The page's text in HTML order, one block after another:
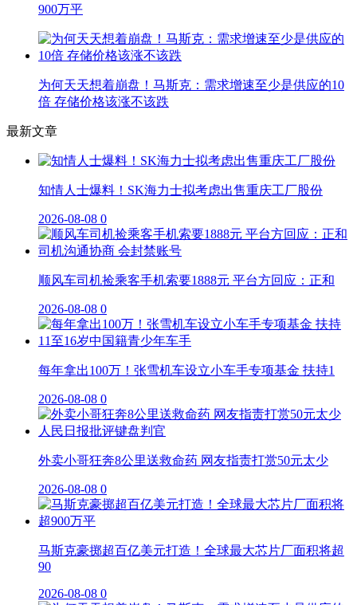
900万平
为何天天想着崩盘！马斯克：需求增速至少是供应的10
倍 存储价格该涨不该跌
最新文章
知情人士爆料！SK海力士拟考虑出售重庆工厂股份
2026-08-08 0
顺风车司机捡乘客手机索要1888元 平台方回应：正和
2026-08-08 0
每年拿出100万！张雪机车设立小车手专项基金 扶持1
2026-08-08 0
外卖小哥狂奔8公里送救命药 网友指责打赏50元太少
2026-08-08 0
马斯克豪掷超百亿美元打造！全球最大芯片厂面积将超
90
2026-08-08 0